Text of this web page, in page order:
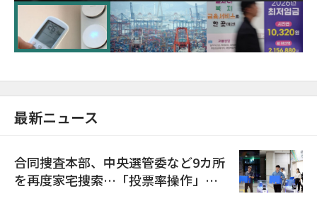
に需給対応体制を点検
最新ニュース
合同捜査本部、中央選管委など9カ所
を再度家宅捜索…「投票率操作」の